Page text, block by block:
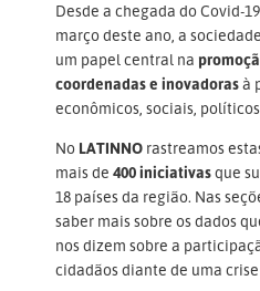
Desde a chegada do Covid-
março deste ano, a
um papel central na
coordenadas e inovadorasà
econômicos, sociais,
No LATINNO rastreamos
mais de 400 iniciativasque
18 países da região. Nas
saber mais sobre os dados
nos dizem sobre a
cidadãos diante de uma